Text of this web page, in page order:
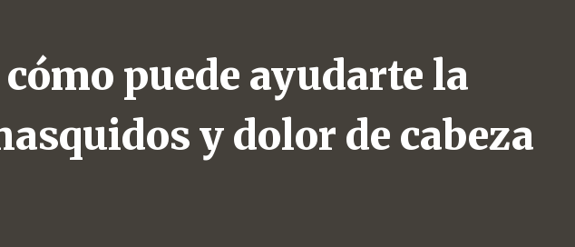
puede ayudarte la
y dolor de cabeza